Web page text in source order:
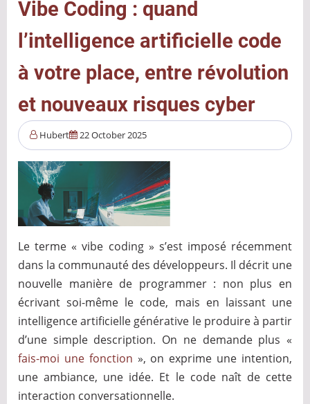
comme
signons
documents
?
Vibe Coding : quand
l’intelligence artificielle code
à votre place, entre révolution
et nouveaux risques cyber
Hubert 22 October 2025
Le terme « vibe coding » s’est imposé récemment
dans la communauté des développeurs. Il décrit une
nouvelle manière de programmer : non plus en
écrivant soi-même le code, mais en laissant une
intelligence artificielle générative le produire à partir
d’une simple description. On ne demande plus «
fais-moi une fonction », on exprime une intention,
une ambiance, une idée. Et le code naît de cette
interaction conversationnelle.